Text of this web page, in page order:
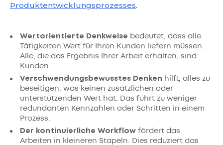
Produktentwicklungsprozesses.
Wertorientierte Denkweise bedeutet, dass alle
Tätigkeiten Wert für Ihren Kunden liefern müssen.
Alle, die das Ergebnis Ihrer Arbeit erhalten, sind
Kunden.
Verschwendungsbewusstes Denken hilft, alles zu
beseitigen, was keinen zusätzlichen oder
unterstützenden Wert hat. Das führt zu weniger
redundanten Kennzahlen oder Schritten in einem
Prozess.
Der kontinuierliche Workflow fördert das
Arbeiten in kleineren Stapeln. Dies reduziert das